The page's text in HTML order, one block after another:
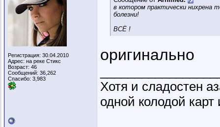
Регистрация: 30.04.2010
Адрес: на реке Стикс
Возраст: 46
Сообщений: 36,262
Спасибо: 3,983
в котором практически нихрена
болезни!
ВСЁ !
оригинально
Хотя и сладостен
одной колодой